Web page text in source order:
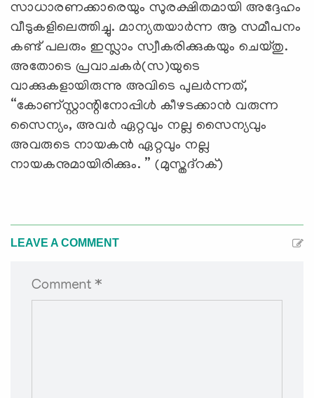
സാധാരണക്കാരെയും സുരക്ഷിതമായി അദ്ദേഹം
വീടുകളിലെത്തിച്ചു. മാന്യതയാര്‍ന്ന ആ സമീപനം
കണ്ട് പലരും ഇസ്ലാം സ്വീകരിക്കുകയും ചെയ്തു.
അതോടെ പ്രവാചകര്‍(സ)യുടെ
വാക്കുകളായിരുന്നു അവിടെ പുലര്‍ന്നത്,
“കോണ്സ്റ്റാന്റിനോപ്പിള്‍ കീഴടക്കാന്‍ വരുന്ന
സൈന്യം, അവര്‍ ഏറ്റവും നല്ല സൈന്യവും
അവരുടെ നായകന്‍ ഏറ്റവും നല്ല
നായകനുമായിരിക്കും. ” (മുസ്തദ്റക്)
LEAVE A COMMENT
Comment *